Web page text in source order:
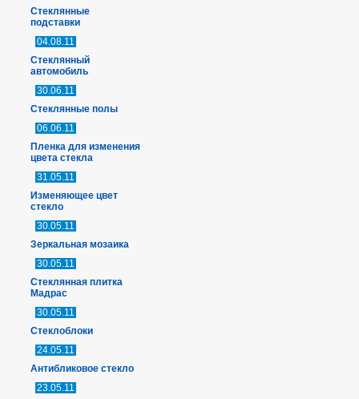
Стеклянные
подставки
04.08.11
Стеклянный
автомобиль
30.06.11
Стеклянные полы
06.06.11
Пленка для изменения
цвета стекла
31.05.11
Изменяющее цвет
стекло
30.05.11
Зеркальная мозаика
30.05.11
Стеклянная плитка
Мадрас
30.05.11
Стеклоблоки
24.05.11
Антибликовое стекло
23.05.11